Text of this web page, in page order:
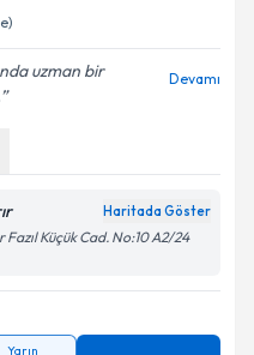
uzman bir
Devamı
Haritada Göster
Küçük Cad. No:10 A2/24
Yarın